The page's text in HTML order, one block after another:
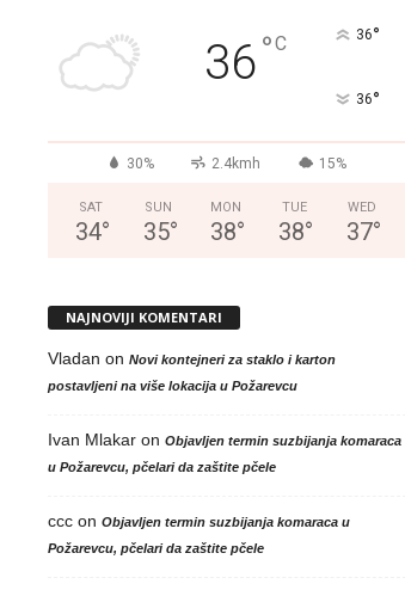
36°C 36°
36°
30% 2.4kmh 15%
SAT
34°
SUN
35°
MON
38°
TUE
38°
WED
37°
NAJNOVIJI KOMENTARI
Vladan on Novi kontejneri za staklo i karton
postavljeni na više lokacija u Požarevcu
Ivan Mlakaron Objavljen termin suzbijanja komaraca
u Požarevcu, pčelari da zaštite pčele
cccon Objavljen termin suzbijanja komaraca u
Požarevcu, pčelari da zaštite pčele